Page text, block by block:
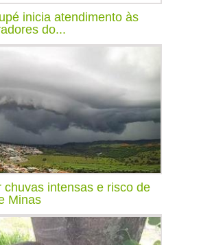
inicia atendimento às
do...
chuvas intensas e risco de
Minas